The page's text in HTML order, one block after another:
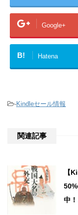
Google+
B! Hatena
-Kindleセール情報
関連記事
【
中